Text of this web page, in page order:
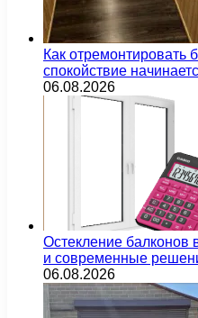
Как отремонтировать
спокойствие
06.08.2026
Остекление балконов
и современные
06.08.2026